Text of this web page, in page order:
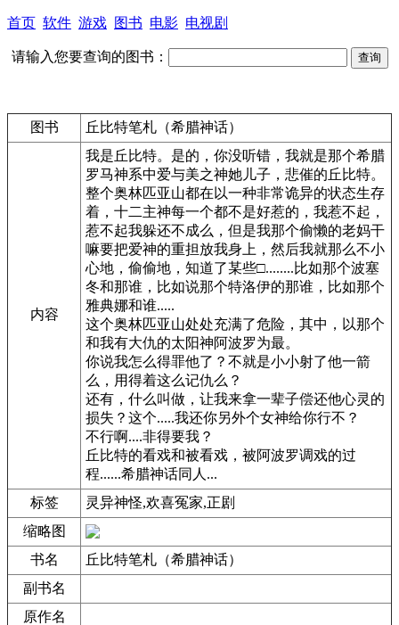
首页 软件 游戏 图书 电影 电视剧
请输入您要查询的图书：
图书 丘比特笔札（希腊神话）
内容
我是丘比特。是的，你没听错，我就是那个希腊
罗马神系中爱与美之神她儿子，悲催的丘比特。
整个奥林匹亚山都在以一种非常诡异的状态生存
着，十二主神每一个都不是好惹的，我惹不起，
惹不起我躲还不成么，但是我那个偷懒的老妈干
嘛要把爱神的重担放我身上，然后我就那么不小
心地，偷偷地，知道了某些□........比如那个波塞
冬和那谁，比如说那个特洛伊的那谁，比如那个
雅典娜和谁.....
这个奥林匹亚山处处充满了危险，其中，以那个
和我有大仇的太阳神阿波罗为最。
你说我怎么得罪他了？不就是小小射了他一箭
么，用得着这么记仇么？
还有，什么叫做，让我来拿一辈子偿还他心灵的
损失？这个.....我还你另外个女神给你行不？
不行啊....非得要我？
丘比特的看戏和被看戏，被阿波罗调戏的过
程......希腊神话同人...
标签
灵异神怪,欢喜冤家,正剧
缩略图
书名
丘比特笔札（希腊神话）
副书名
原作名